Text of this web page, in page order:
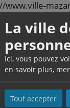
La ville
Ici, vous pouvez
en savoir plus,
Tout accepter
www.ville-
de vote et
et